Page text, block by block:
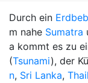
Durch ein
m nahe Sumatra
a kommt es zu
(Tsunami), der
n, Sri Lanka,